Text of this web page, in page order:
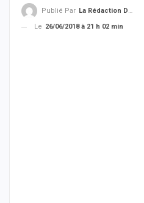
Publié Par La Rédaction De THIEYSENEGAL.com
Le 26/06/2018 à 21 h 02 min